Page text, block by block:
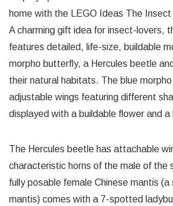
home with the LEGO Ideas The
A charming gift idea for insect-lovers,
features detailed, life-size, buildable
morpho butterfly, a Hercules beetle
their natural habitats. The blue
adjustable wings featuring different
displayed with a buildable flower and a
The Hercules beetle has attachable
characteristic horns of the male of the
fully posable female Chinese mantis
mantis) comes with a 7-spotted